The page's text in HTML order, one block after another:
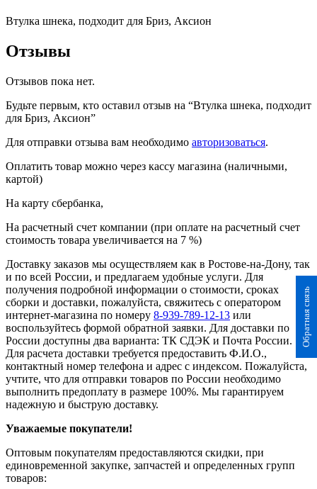
Обратная связь
Втулка шнека, подходит для Бриз, Аксион
Отзывы
Отзывов пока нет.
Будьте первым, кто оставил отзыв на “Втулка шнека, подходит
для Бриз, Аксион”
Для отправки отзыва вам необходимо авторизоваться.
Оплатить товар можно через кассу магазина (наличными,
картой)
На карту сбербанка,
На расчетный счет компании (при оплате на расчетный счет
стоимость товара увеличивается на 7 %)
Доставку заказов мы осуществляем как в Ростове-на-Дону, так
и по всей России, и предлагаем удобные услуги. Для
получения подробной информации о стоимости, сроках
сборки и доставки, пожалуйста, свяжитесь с оператором
интернет-магазина по номеру 8-939-789-12-13 или
воспользуйтесь формой обратной заявки. Для доставки по
России доступны два варианта: ТК СДЭК и Почта России.
Для расчета доставки требуется предоставить Ф.И.О.,
контактный номер телефона и адрес с индексом. Пожалуйста,
учтите, что для отправки товаров по России необходимо
выполнить предоплату в размере 100%. Мы гарантируем
надежную и быструю доставку.
Уважаемые покупатели!
Оптовым покупателям предоставляются скидки, при
единовременной закупке, запчастей и определенных групп
товаров: